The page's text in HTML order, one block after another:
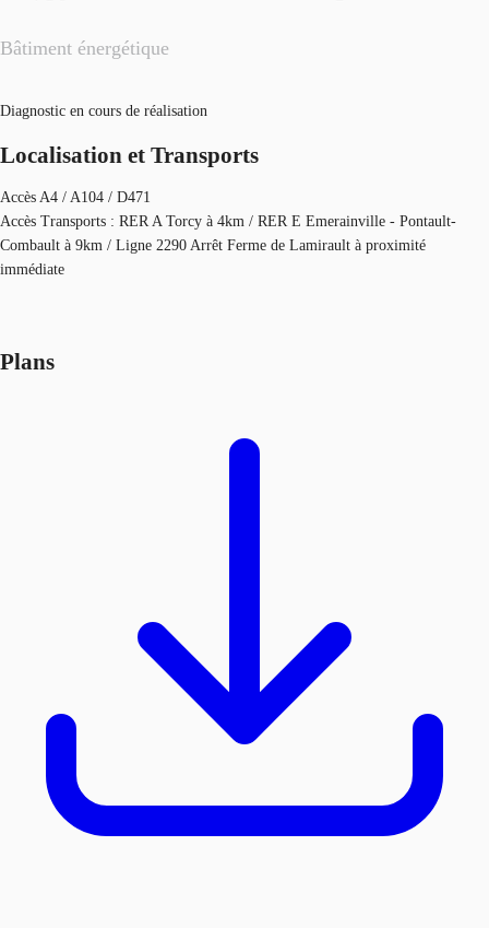
Bâtiment énergétique
Diagnostic en cours de réalisation
Localisation et Transports
Accès A4 / A104 / D471
Accès Transports : RER A Torcy à 4km / RER E Emerainville - Pontault-
Combault à 9km / Ligne 2290 Arrêt Ferme de Lamirault à proximité
immédiate
Plans